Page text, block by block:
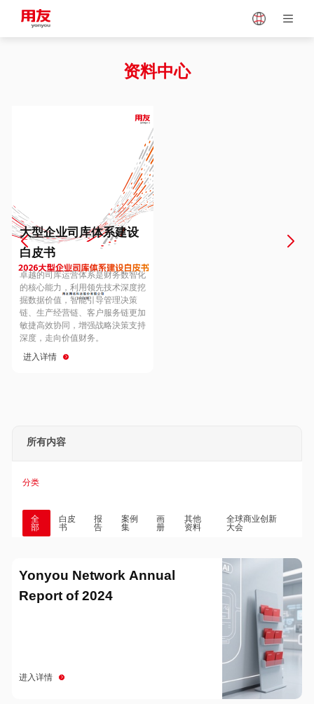
Vietnam
Europe
Hungary
Hong Kong
资料中心
大型企业司库体系建设
白皮书
卓越的司库运营体系是财务数智化
的核心能力，利用领先技术深度挖
掘数据价值，智能引导管理决策
链、生产经营链、客户服务链更加
敏捷高效协同，增强战略決策支持
深度，走向价值财务。
进入详情
所有内容
分类
全
部
白皮
书
报
告
案例
集
画
册
其他
资料
全球商业创新
大会
Yonyou Network Annual
Report of 2024
进入详情